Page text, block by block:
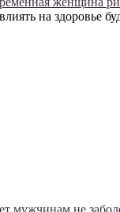
на здоровье